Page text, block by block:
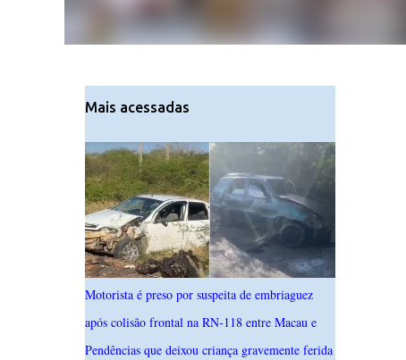
Mais acessadas
Motorista é preso por suspeita de embriaguez
após colisão frontal na RN-118 entre Macau e
Pendências que deixou criança gravemente ferida